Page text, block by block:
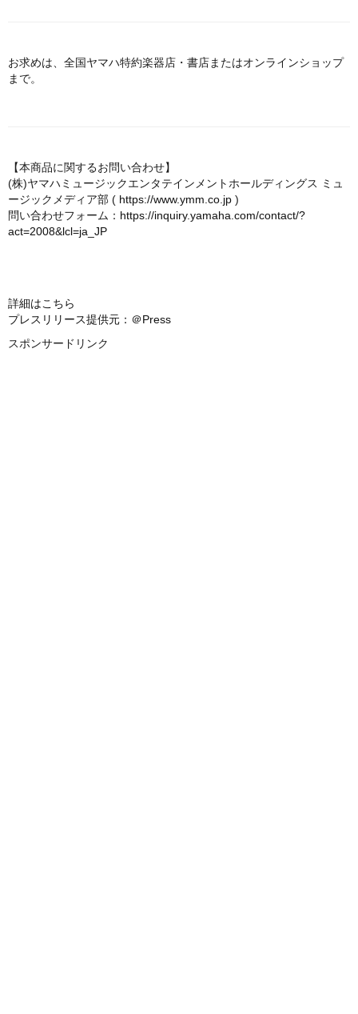
お求めは、全国ヤマハ特約楽器店・書店またはオンラインショップ
まで。
【本商品に関するお問い合わせ】
(株)ヤマハミュージックエンタテインメントホールディングス ミュ
ージックメディア部 ( https://www.ymm.co.jp )
問い合わせフォーム： https://inquiry.yamaha.com/contact/?
act=2008&lcl=ja_JP
詳細はこちら
プレスリリース提供元：＠Press
スポンサードリンク